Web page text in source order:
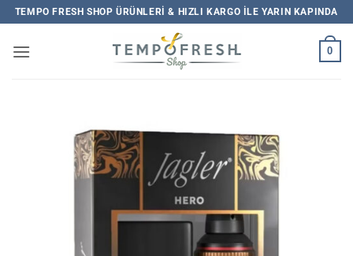
İçeriğe
atla
TEMPO FRESH SHOP ÜRÜNLERI & HIZLI KARGO ILE YARIN KAPINDA
0